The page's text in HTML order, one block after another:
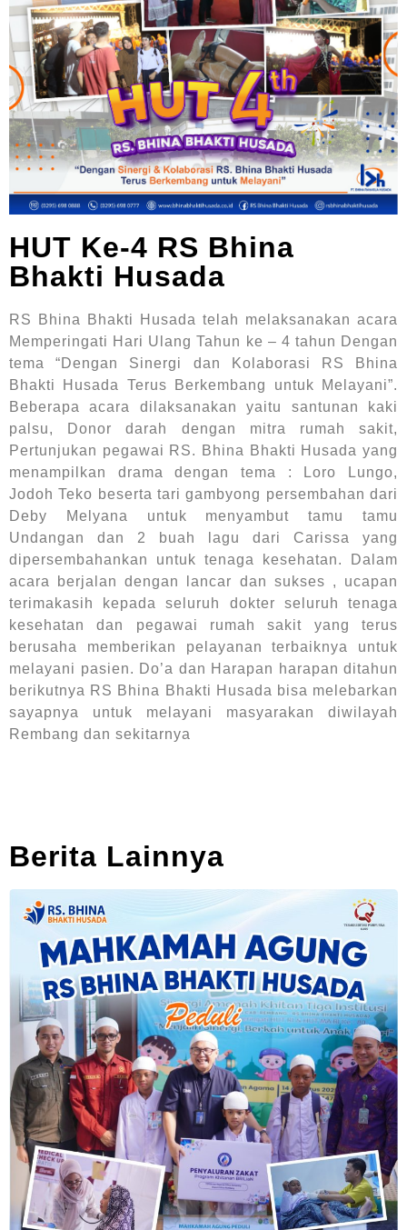
HUT Ke-4 RS Bhina
Bhakti Husada
RS Bhina Bhakti Husada telah melaksanakan acara
Memperingati Hari Ulang Tahun ke – 4 tahun Dengan
tema “Dengan Sinergi dan Kolaborasi RS Bhina
Bhakti Husada Terus Berkembang untuk Melayani”.
Beberapa acara dilaksanakan yaitu santunan kaki
palsu, Donor darah dengan mitra rumah sakit,
Pertunjukan pegawai RS. Bhina Bhakti Husada yang
menampilkan drama dengan tema : Loro Lungo,
Jodoh Teko beserta tari gambyong persembahan dari
Deby Melyana untuk menyambut tamu tamu
Undangan dan 2 buah lagu dari Carissa yang
dipersembahankan untuk tenaga kesehatan. Dalam
acara berjalan dengan lancar dan sukses , ucapan
terimakasih kepada seluruh dokter seluruh tenaga
kesehatan dan pegawai rumah sakit yang terus
berusaha memberikan pelayanan terbaiknya untuk
melayani pasien. Do’a dan Harapan harapan ditahun
berikutnya RS Bhina Bhakti Husada bisa melebarkan
sayapnya untuk melayani masyarakan diwilayah
Rembang dan sekitarnya
Berita Lainnya